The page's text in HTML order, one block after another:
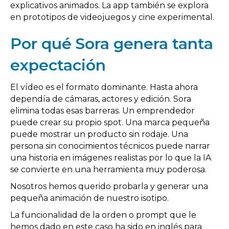
explicativos animados. La app también se explora
en prototipos de videojuegos y cine experimental.
Por qué Sora genera tanta
expectación
El vídeo es el formato dominante. Hasta ahora
dependía de cámaras, actores y edición. Sora
elimina todas esas barreras. Un emprendedor
puede crear su propio spot. Una marca pequeña
puede mostrar un producto sin rodaje. Una
persona sin conocimientos técnicos puede narrar
una historia en imágenes realistas por lo que la IA
se convierte en una herramienta muy poderosa.
Nosotros hemos querido probarla y generar una
pequeña animación de nuestro isotipo.
La funcionalidad de la orden o prompt que le
hemos dado en este caso ha sido en inglés para